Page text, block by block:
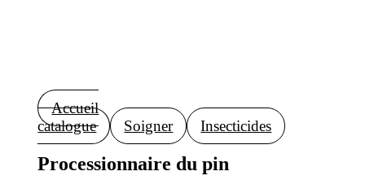
Accueil
catalogue
Soigner Insecticides
Processionnaire du pin